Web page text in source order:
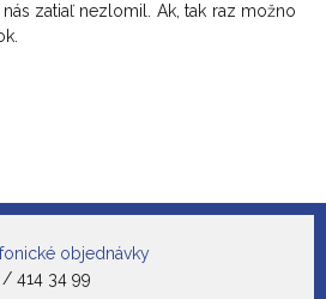
zatiaľ nezlomil. Ak, tak raz možno
objednávky
414 34 99